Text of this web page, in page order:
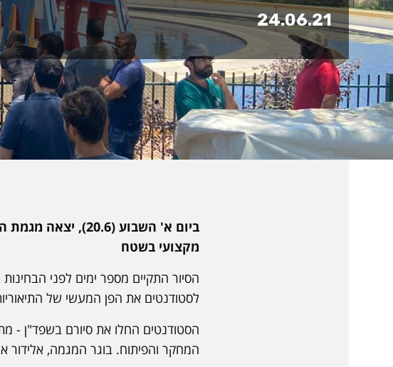
24.06.21
ביום א' השבוע
מקצועי בשטח
הסיור התקיים מספר ימים לפני
לסטודנטים את הפן המעשי של
הסטודנטים החלו את סיורם בשפד"ן -
המחקר והפיתוח. בוגר המגמה, אלידור